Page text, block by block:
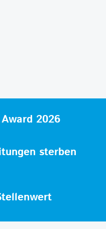
2026
sterben